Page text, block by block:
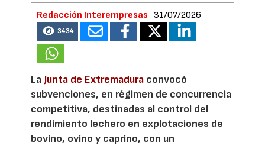
Redacción Interempresas 31/07/2026
3434
LaJunta de Extremadura convocó
subvenciones, en régimen de concurrencia
competitiva, destinadas al control del
rendimiento lechero en explotaciones de
bovino, ovino y caprino, con un